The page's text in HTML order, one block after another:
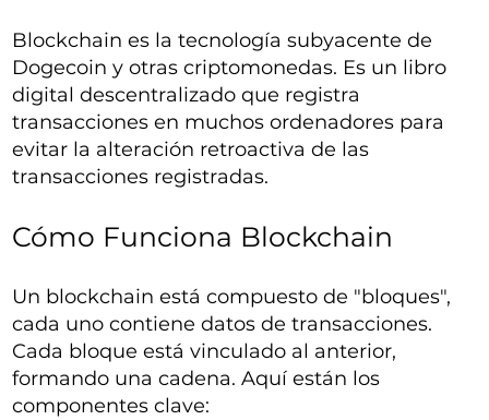
Blockchain es la tecnología subyacente de
Dogecoin y otras criptomonedas. Es un libro
digital descentralizado que registra
transacciones en muchos ordenadores para
evitar la alteración retroactiva de las
transacciones registradas.
Cómo Funciona Blockchain
Un blockchain está compuesto de "bloques",
cada uno contiene datos de transacciones.
Cada bloque está vinculado al anterior,
formando una cadena. Aquí están los
componentes clave: